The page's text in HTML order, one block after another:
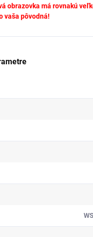
obrazovka má rovnakú
vaša pôvodná!